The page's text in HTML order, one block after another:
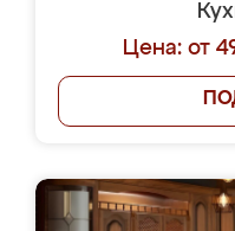
Цена: от